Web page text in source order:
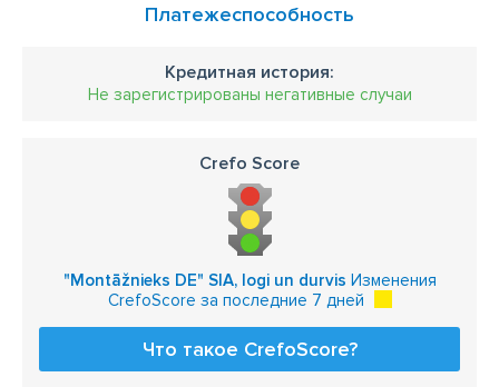
Платежеспособность
Кредитная история:
Не зарегистрированы негативные случаи
Crefo Score
"Montāžnieks DE" SIA, logi un durvis Изменения
CrefoScore за последние 7 дней
Что такое CrefoScore?